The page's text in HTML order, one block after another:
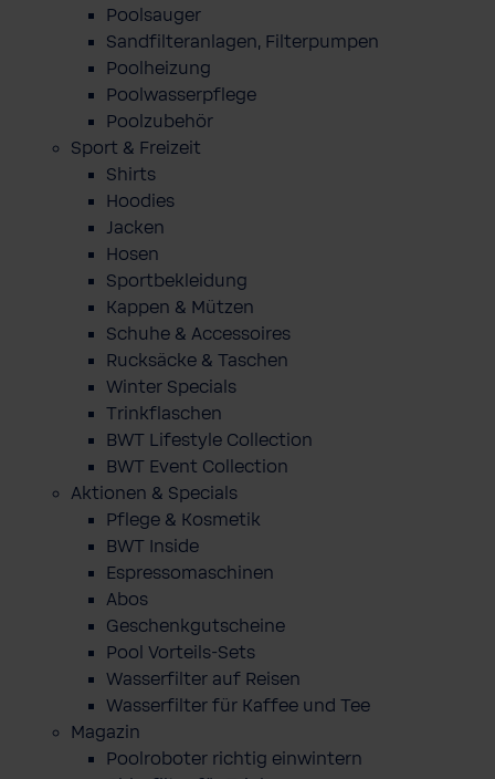
Poolsauger
Sandfilteranlagen, Filterpumpen
Poolheizung
Poolwasserpflege
Poolzubehör
Sport & Freizeit
Shirts
Hoodies
Jacken
Hosen
Sportbekleidung
Kappen & Mützen
Schuhe & Accessoires
Rucksäcke & Taschen
Winter Specials
Trinkflaschen
BWT Lifestyle Collection
BWT Event Collection
Aktionen & Specials
Pflege & Kosmetik
BWT Inside
Espressomaschinen
Abos
Geschenkgutscheine
Pool Vorteils-Sets
Wasserfilter auf Reisen
Wasserfilter für Kaffee und Tee
Magazin
Poolroboter richtig einwintern